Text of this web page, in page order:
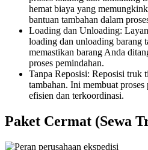
hemat biaya yang
bantuan tambahan dalam
Loading dan Unloading:
loading dan unloading barang
memastikan barang Anda
proses pemindahan.
Tanpa Reposisi: Reposisi truk
tambahan. Ini membuat
efisien dan terkoordinasi.
Paket Cermat (Sewa